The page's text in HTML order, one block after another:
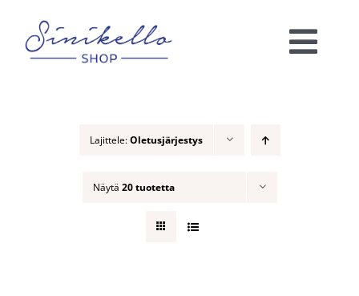
content
Lajittele:Oletusjärjestys
Näytä 20 tuotetta